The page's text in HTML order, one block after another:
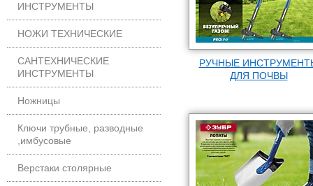
ИНСТРУМЕНТЫ
НОЖИ ТЕХНИЧЕСКИЕ
САНТЕХНИЧЕСКИЕ
ИНСТРУМЕНТЫ
Ножницы
Ключи трубные, разводные
,имбусовые
Верстаки столярные
РУЧНЫЕ
ДЛЯ ПОЧВЫ